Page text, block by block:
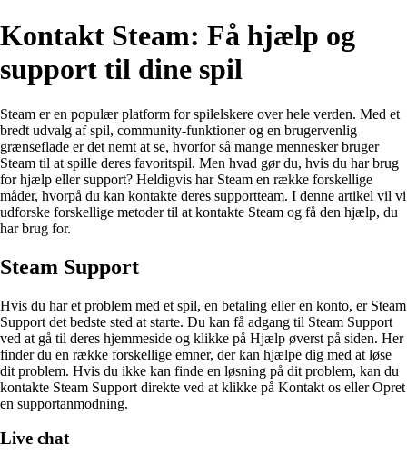
Kontakt Steam: Få hjælp og
support til dine spil
Steam er en populær platform for spilelskere over hele verden. Med et
bredt udvalg af spil, community-funktioner og en brugervenlig
grænseflade er det nemt at se, hvorfor så mange mennesker bruger
Steam til at spille deres favoritspil. Men hvad gør du, hvis du har brug
for hjælp eller support? Heldigvis har Steam en række forskellige
måder, hvorpå du kan kontakte deres supportteam. I denne artikel vil vi
udforske forskellige metoder til at kontakte Steam og få den hjælp, du
har brug for.
Steam Support
Hvis du har et problem med et spil, en betaling eller en konto, er Steam
Support det bedste sted at starte. Du kan få adgang til Steam Support
ved at gå til deres hjemmeside og klikke på Hjælp øverst på siden. Her
finder du en række forskellige emner, der kan hjælpe dig med at løse
dit problem. Hvis du ikke kan finde en løsning på dit problem, kan du
kontakte Steam Support direkte ved at klikke på Kontakt os eller Opret
en supportanmodning.
Live chat